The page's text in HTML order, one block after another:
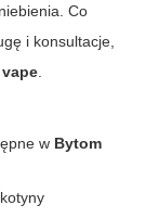
Co
i konsultacje,
vape
w Bytom